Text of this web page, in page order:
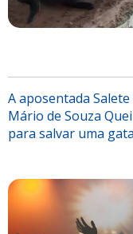
A aposentada
Mário de Souza
para salvar uma